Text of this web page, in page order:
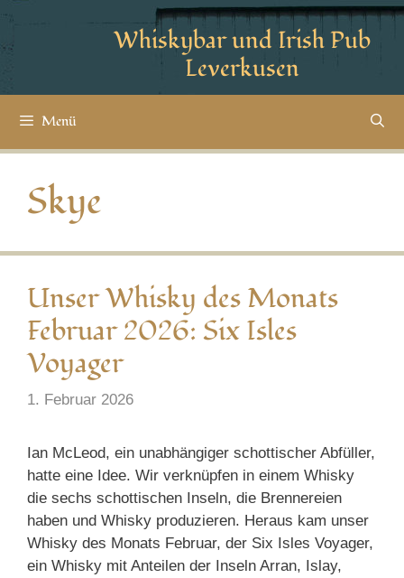
Whiskybar und Irish Pub
Leverkusen
Menü
Skye
Unser Whisky des Monats
Februar 2026: Six Isles
Voyager
1. Februar 2026
Ian McLeod, ein unabhängiger schottischer Abfüller,
hatte eine Idee. Wir verknüpfen in einem Whisky
die sechs schottischen Inseln, die Brennereien
haben und Whisky produzieren. Heraus kam unser
Whisky des Monats Februar, der Six Isles Voyager,
ein Whisky mit Anteilen der Inseln Arran, Islay,